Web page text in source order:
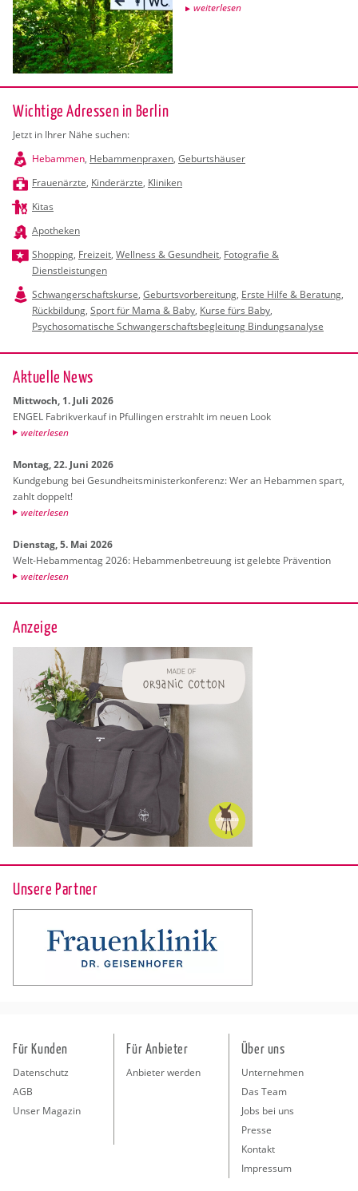
wei­ter­le­sen
Wichtige Adressen in Berlin
Jetzt in Ihrer Nähe suchen:
Hebammen, Hebammenpraxen, Geburtshäuser
Frauenärzte, Kinderärzte, Kliniken
Kitas
Apotheken
Shopping, Freizeit, Wellness & Gesundheit, Fotografie &
Dienstleistungen
Schwangerschaftskurse, Geburtsvorbereitung, Erste Hilfe & Beratung,
Rückbildung, Sport für Mama & Baby, Kurse fürs Baby,
Psychosomatische Schwangerschaftsbegleitung Bindungsanalyse
Ak­tu­el­le News
Mitt­woch, 1. Juli 2026
ENGEL Fa­brik­ver­kauf in Pful­lin­gen er­strahlt im neuen Look
wei­ter­le­sen
Mon­tag, 22. Juni 2026
Kund­ge­bung bei Ge­sund­heits­mi­nis­ter­kon­fe­renz: Wer an Heb­am­men spart,
zahlt dop­pelt!
wei­ter­le­sen
Diens­tag, 5. Mai 2026
Welt-Heb­am­men­tag 2026: Heb­am­men­be­treu­ung ist ge­leb­te Prä­ven­ti­on
wei­ter­le­sen
Anzeige
Unsere Partner
Für Kunden
Datenschutz
AGB
Unser Magazin
Für Anbieter
Anbieter werden
Über uns
Unternehmen
Das Team
Jobs bei uns
Presse
Kontakt
Impressum